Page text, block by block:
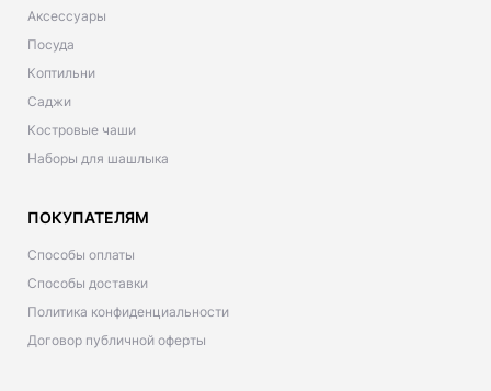
Аксессуары
Посуда
Коптильни
Саджи
Костровые чаши
Наборы для шашлыка
ПОКУПАТЕЛЯМ
Способы оплаты
Способы доставки
Политика конфиденциальности
Договор публичной оферты